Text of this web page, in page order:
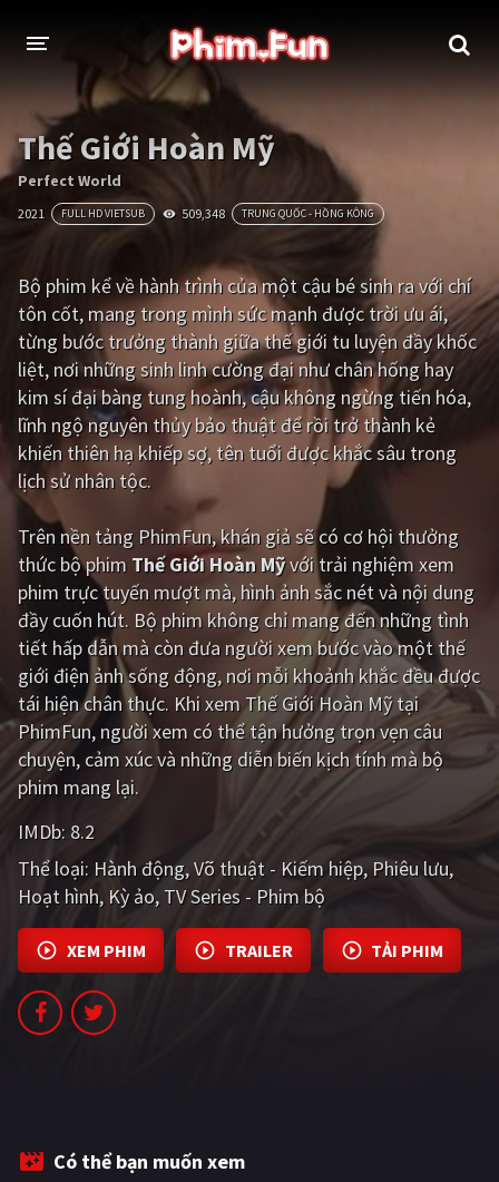
THỂ LOẠI
Thần thoại - Cổ trang
Tâm lý Chiến tranh
Kinh dị Tội phạm - Hình sự
Phiêu lưu Hài hước
Viễn tưởng Khoa học - Tài liệu
Hoạt hình Thể thao
Tình cảm - Lãng mạn
Giật gân Gia đình
Bí ẩn Lịch sử
Viễn Tây Tiểu sử
GameShow DramaTV
QUỐC GIA
Âu - Mỹ Trung Quốc - Hồng Kông
Hàn Quốc Nhật Bản
Ấn Độ Việt Nam
Tổng hợp
CẬP NHẬT
PHIM MỚI
PHIM CHIẾU RẠP
Thế Giới Hoàn Mỹ
Perfect World
2021 FULL HD VIETSUB 509,348 TRUNG QUỐC - HỒNG KÔNG
Bộ phim kể về hành trình của một cậu bé sinh ra với chí
tôn cốt, mang trong mình sức mạnh được trời ưu ái,
từng bước trưởng thành giữa thế giới tu luyện đầy khốc
liệt, nơi những sinh linh cường đại như chân hống hay
kim sí đại bàng tung hoành, cậu không ngừng tiến hóa,
lĩnh ngộ nguyên thủy bảo thuật để rồi trở thành kẻ
khiến thiên hạ khiếp sợ, tên tuổi được khắc sâu trong
lịch sử nhân tộc.
Trên nền tảng PhimFun, khán giả sẽ có cơ hội thưởng
thức bộ phim Thế Giới Hoàn Mỹvới trải nghiệm xem
phim trực tuyến mượt mà, hình ảnh sắc nét và nội dung
đầy cuốn hút. Bộ phim không chỉ mang đến những tình
tiết hấp dẫn mà còn đưa người xem bước vào một thế
giới điện ảnh sống động, nơi mỗi khoảnh khắc đều được
tái hiện chân thực. Khi xem Thế Giới Hoàn Mỹ tại
PhimFun, người xem có thể tận hưởng trọn vẹn câu
chuyện, cảm xúc và những diễn biến kịch tính mà bộ
phim mang lại.
IMDb: 8.2
Thể loại: Hành động Võ thuật - Kiếm hiệp Phiêu lưu
Hoạt hình Kỳ ảo TV Series - Phim bộ
XEM PHIM TRAILER TẢI PHIM
Có thể bạn muốn xem